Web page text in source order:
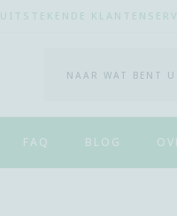
UITSTEKENDE
FAQ BLOG